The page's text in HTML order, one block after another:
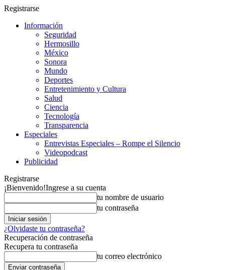
Registrarse
Información
Seguridad
Hermosillo
México
Sonora
Mundo
Deportes
Entretenimiento y Cultura
Salud
Ciencia
Tecnología
Transparencia
Especiales
Entrevistas Especiales – Rompe el Silencio
Videopodcast
Publicidad
Registrarse
¡Bienvenido!Ingrese a su cuenta
tu nombre de usuario
tu contraseña
¿Olvidaste tu contraseña?
Recuperación de contraseña
Recupera tu contraseña
tu correo electrónico